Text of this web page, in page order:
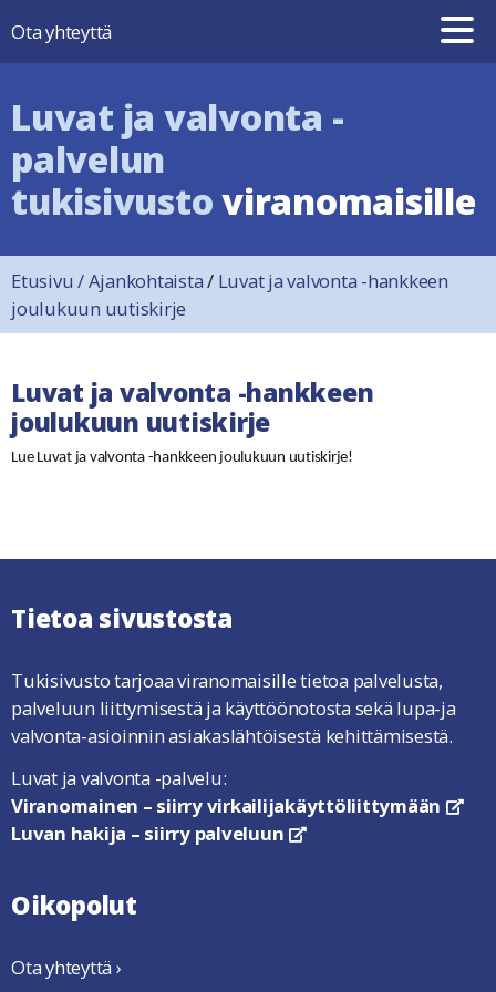
Ota yhteyttä
Luvat ja valvonta -
palvelun
tukisivustoviranomaisille
Etusivu /Ajankohtaista/ Luvat ja valvonta -hankkeen
joulukuun uutiskirje
Luvat ja valvonta -hankkeen
joulukuun uutiskirje
Lue Luvat ja valvonta -hankkeen joulukuun uutiskirje!
Tietoa sivustosta
Tukisivusto tarjoaa viranomaisille tietoa palvelusta,
palveluun liittymisestä ja käyttöönotosta sekä lupa-ja
valvonta-asioinnin asiakaslähtöisestä kehittämisestä.
Luvat ja valvonta -palvelu:
Viranomainen – siirry virkailijakäyttöliittymään
Luvan hakija – siirry palveluun linkki avautuu uuteen
Oikopolut
Ota yhteyttä ›